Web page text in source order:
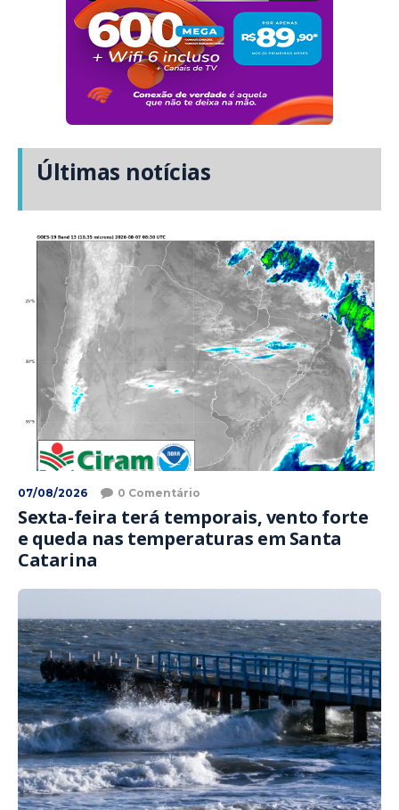
Últimas notícias
07/08/2026 0 Comentário
Sexta-feira terá temporais, vento forte
e queda nas temperaturas em Santa
Catarina